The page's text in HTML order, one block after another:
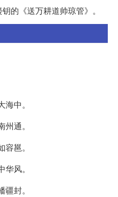
的《送万耕道帅琼管》。
中。
通。
邕。
风。
封。